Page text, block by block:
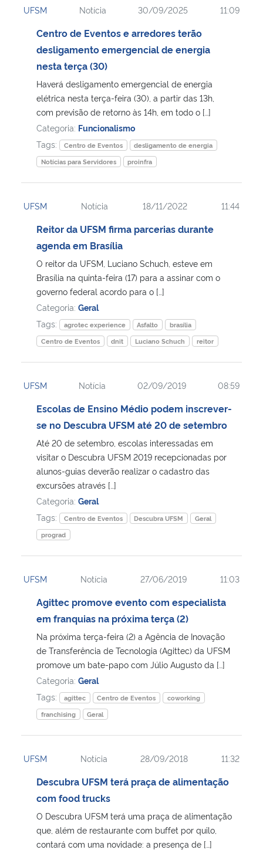
Ministério da Cidadania
Ministério de Minas e Energia
Ministério da Ciência, Tecnologia, Inovações e Comunicações
Ministério do Meio Ambiente
Ministério do Turismo
Controladoria-Geral da União
Ministério da Mulher, da Família e dos Direitos Humanos
Secretaria-Geral
Secretaria de Governo
Advocacia-Geral da União
Banco Central do Brasil
UFSM Notícia 30/09/2025 11:09
Centro de Eventos e arredores terão
desligamento emergencial de energia
nesta terça (30)
Haverá desligamento emergencial de energia
elétrica nesta terça-feira (30), a partir das 13h,
com previsão de retorno às 14h, em todo o […]
Categoria: Funcionalismo
Tags:
Centro de Eventos
desligamento de energia
Notícias para Servidores
proinfra
UFSM Notícia 18/11/2022 11:44
Reitor da UFSM firma parcerias durante
agenda em Brasília
O reitor da UFSM, Luciano Schuch, esteve em
Brasília na quinta-feira (17) para a assinar com o
governo federal acordo para o […]
Categoria: Geral
Tags:
agrotec experience Asfalto
brasília
Centro de Eventos
dnit Luciano Schuch reitor
UFSM Notícia 02/09/2019 08:59
Escolas de Ensino Médio podem inscrever-
se no Descubra UFSM até 20 de setembro
Até 20 de setembro, escolas interessadas em
visitar o Descubra UFSM 2019 recepcionadas por
alunos-guias deverão realizar o cadastro das
excursões através […]
Categoria: Geral
Tags:
Centro de Eventos Descubra UFSM
Geral
prograd
UFSM Notícia 27/06/2019 11:03
Agittec promove evento com especialista
em franquias na próxima terça (2)
Na próxima terça-feira (2) a Agência de Inovação
de Transferência de Tecnologia (Agittec) da UFSM
promove um bate-papo com Júlio Augusto da […]
Categoria: Geral
Tags:
agittec Centro de Eventos
coworking
franchising
Geral
UFSM Notícia 28/09/2018 11:32
Descubra UFSM terá praça de alimentação
com food trucks
O Descubra UFSM terá uma praça de alimentação
que, além de restaurante com buffet por quilo,
contará com uma novidade: a presença de […]